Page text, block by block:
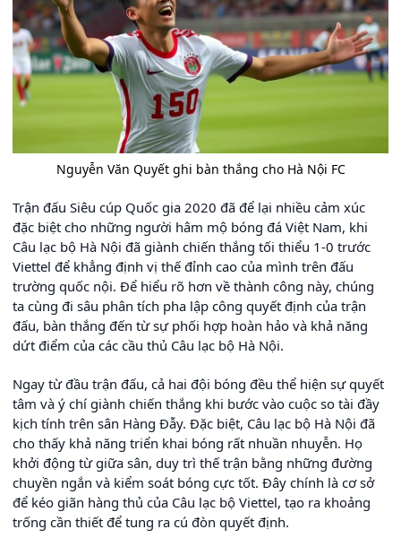
Nguyễn Văn Quyết ghi bàn thắng cho Hà Nội FC
Trận đấu Siêu cúp Quốc gia 2020 đã để lại nhiều cảm xúc
đặc biệt cho những người hâm mộ bóng đá Việt Nam, khi
Câu lạc bộ Hà Nội đã giành chiến thắng tối thiểu 1-0 trước
Viettel để khẳng định vị thế đỉnh cao của mình trên đấu
trường quốc nội. Để hiểu rõ hơn về thành công này, chúng
ta cùng đi sâu phân tích pha lập công quyết định của trận
đấu, bàn thắng đến từ sự phối hợp hoàn hảo và khả năng
dứt điểm của các cầu thủ Câu lạc bộ Hà Nội.
Ngay từ đầu trận đấu, cả hai đội bóng đều thể hiện sự quyết
tâm và ý chí giành chiến thắng khi bước vào cuộc so tài đầy
kịch tính trên sân Hàng Đẫy. Đặc biệt, Câu lạc bộ Hà Nội đã
cho thấy khả năng triển khai bóng rất nhuần nhuyễn. Họ
khởi động từ giữa sân, duy trì thế trận bằng những đường
chuyền ngắn và kiểm soát bóng cực tốt. Đây chính là cơ sở
để kéo giãn hàng thủ của Câu lạc bộ Viettel, tạo ra khoảng
trống cần thiết để tung ra cú đòn quyết định.